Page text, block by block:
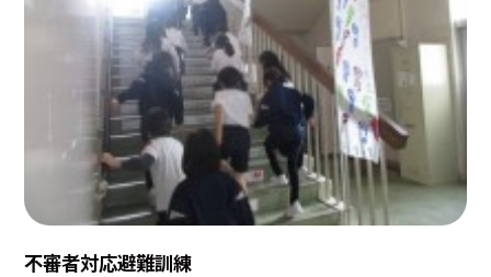
不審者対応避難訓練